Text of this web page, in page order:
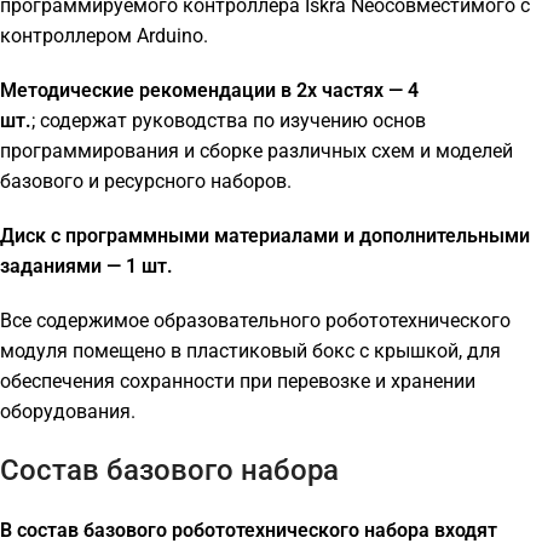
программируемого контроллера Iskra Neoсовместимого с
контроллером Arduino.
Методические рекомендации в 2х частях — 4
шт.; содержат руководства по изучению основ
программирования и сборке различных схем и моделей
базового и ресурсного наборов.
Диск с программными материалами и дополнительными
заданиями — 1 шт.
Все содержимое образовательного робототехнического
модуля помещено в пластиковый бокс с крышкой, для
обеспечения сохранности при перевозке и хранении
оборудования.
Состав базового набора
В состав базового робототехнического набора входят